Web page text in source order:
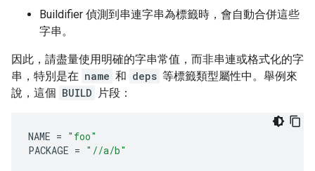
Buildifier 偵測到串連字串為標籤時，會自動合併這些
字串。
因此，請盡量使用明確的字串常值，而非串連或格式化的字
串，特別是在 name 和 deps 等標籤類型屬性中。舉例來
說，這個 BUILD 片段：
NAME = "foo"
PACKAGE = "//a/b"